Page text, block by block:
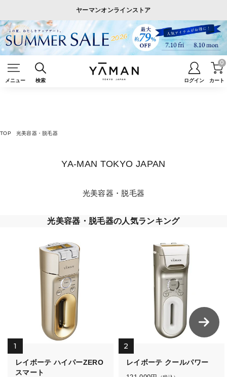
ヤーマンオンラインストア
メニュー 検索 ログイン カート
0
TOP 光美容器・脱毛器
YA-MAN TOKYO JAPAN
光美容器・脱毛器
光美容器・脱毛器の人気ランキング
1
レイボーテ ハイパーZERO
スマート
2
レイボーテ クールパワー